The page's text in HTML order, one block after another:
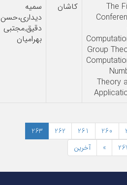
Group
کاشان
سمیه
دیداری،حسن
دقیق,مجتبی
بهرامیان
261
262
263
» آخرین